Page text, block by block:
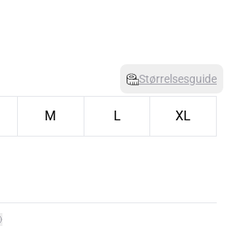
Størrelsesguide
M L XL